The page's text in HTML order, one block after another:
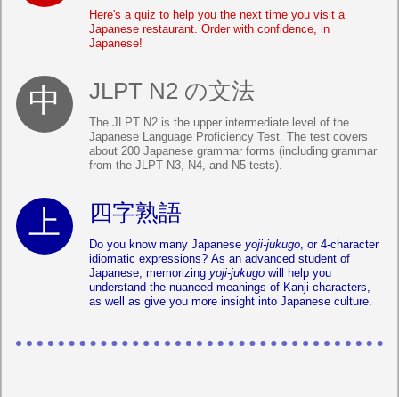
Here's a quiz to help you the next time you visit a
Japanese restaurant. Order with confidence, in
Japanese!
JLPT N2 の文法
The JLPT N2 is the upper intermediate level of the
Japanese Language Proficiency Test. The test covers
about 200 Japanese grammar forms (including grammar
from the JLPT N3, N4, and N5 tests).
四字熟語
Do you know many Japanese yoji-jukugo, or 4-character
idiomatic expressions? As an advanced student of
Japanese, memorizing yoji-jukugo will help you
understand the nuanced meanings of Kanji characters,
as well as give you more insight into Japanese culture.